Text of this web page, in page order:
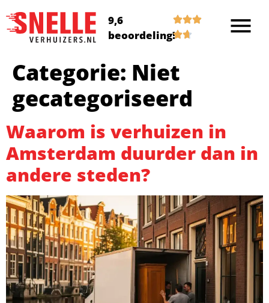
9,6
beoordeling!
Categorie: Niet
gecategoriseerd
Waarom is verhuizen in
Amsterdam duurder dan in
andere steden?